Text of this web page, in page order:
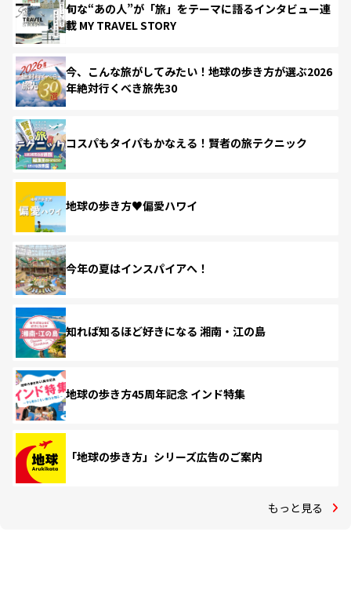
旬な“あの人”が「旅」をテーマに語るインタビュー連
載 MY TRAVEL STORY
今、こんな旅がしてみたい！地球の歩き方が選ぶ2026
年絶対行くべき旅先30
コスパもタイパもかなえる！賢者の旅テクニック
地球の歩き方♥偏愛ハワイ
今年の夏はインスパイアへ！
知れば知るほど好きになる 湘南・江の島
地球の歩き方45周年記念 インド特集
「地球の歩き方」シリーズ広告のご案内
もっと見る